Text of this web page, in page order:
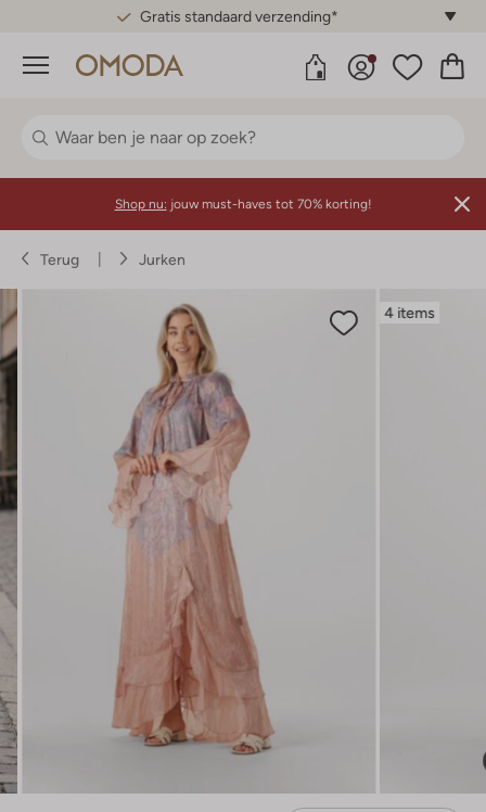
Gratis standaard verzending*
Menu
Shop nu: jouw must-haves tot 70% korting!
Terug Jurken
4 items